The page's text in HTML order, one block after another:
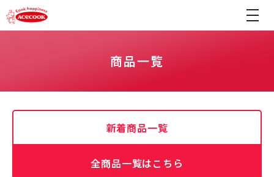
商品一覧
新着商品一覧
全商品一覧はこちら